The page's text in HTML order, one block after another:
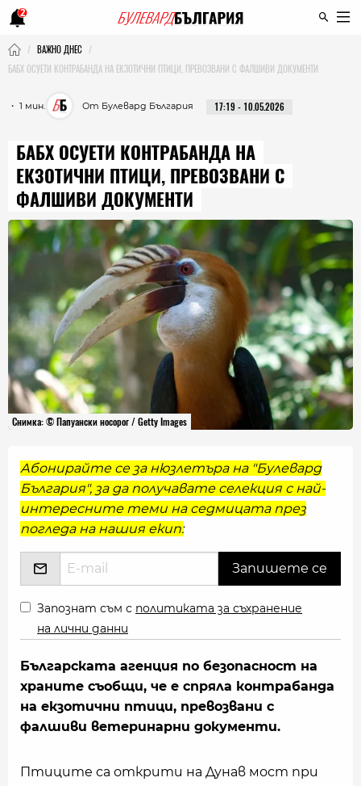
2
ВАЖНО ДНЕС
БАБХ ОСУЕТИ КОНТРАБАНДА НА ЕКЗОТИЧНИ ПТИЦИ, ПРЕВОЗВАНИ С ФАЛШИВИ ДОКУМЕНТИ
・ 1 мин. От Булевард България 17:19 - 10.05.2026
БАБХ ОСУЕТИ КОНТРАБАНДА НА
ЕКЗОТИЧНИ ПТИЦИ, ПРЕВОЗВАНИ С
ФАЛШИВИ ДОКУМЕНТИ
Снимка: © Папуански носорог / Getty Images
Абонирайте се за нюзлетъра на "Булевард
България", за да получавате селекция с най-
интересните теми на седмицата през
погледа на нашия екип:
Запознат съм с политиката за съхранение
на лични данни
Българската агенция по безопасност на
храните съобщи, че е спряла контрабанда
на екзотични птици, превозвани с
фалшиви ветеринарни документи.
Птиците са открити на Дунав мост при